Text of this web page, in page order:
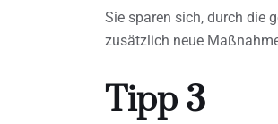
Sie sparen sich, durch die
zusätzlich neue
Tipp 3